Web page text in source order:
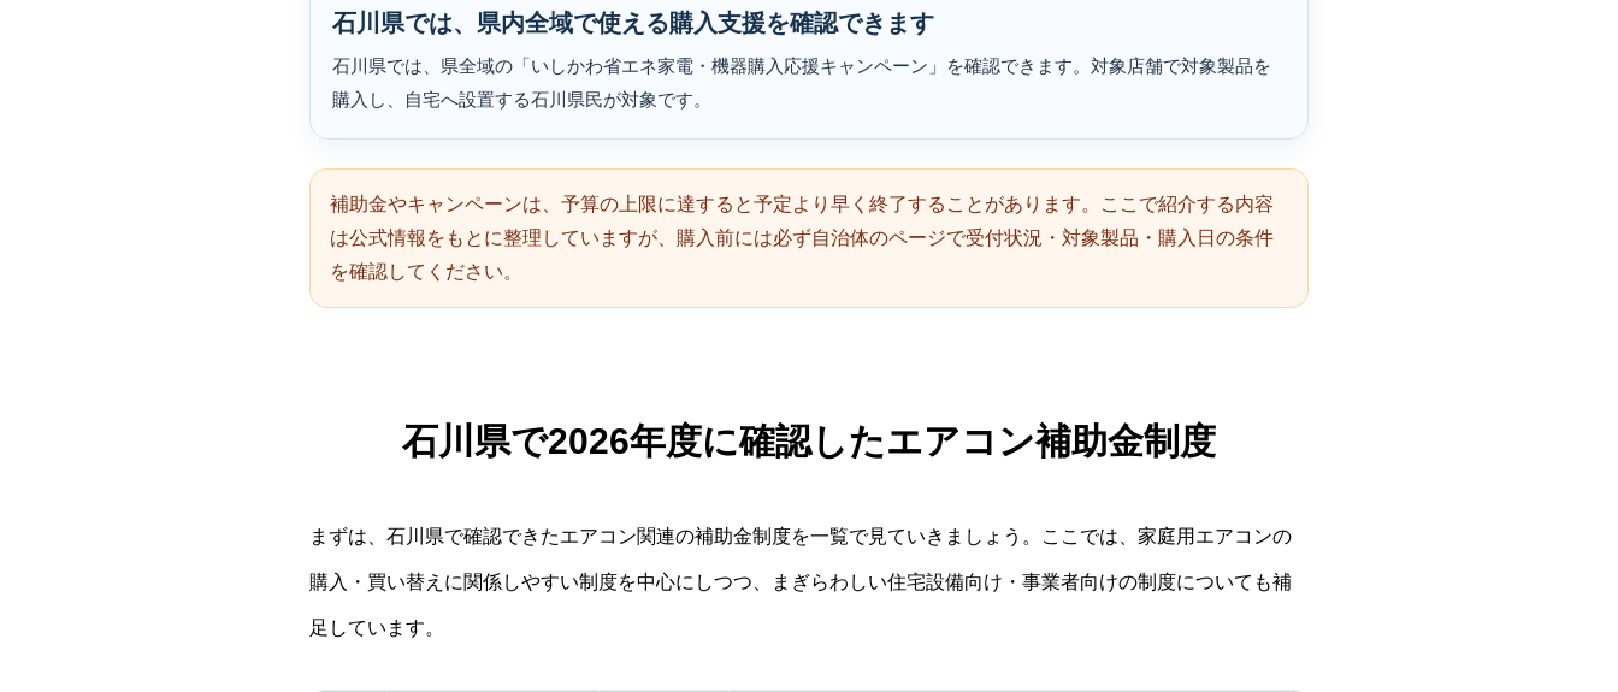
石川県では、県内全域で使える購入支援を確認できます
石川県では、県全域の「いしかわ省エネ家電・機器購入応援キャンペーン」を確認できます。対象店舗で対象製品を
購入し、自宅へ設置する石川県民が対象です。
補助金やキャンペーンは、予算の上限に達すると予定より早く終了することがあります。ここで紹介する内容
は公式情報をもとに整理していますが、購入前には必ず自治体のページで受付状況・対象製品・購入日の条件
を確認してください。
石川県で2026年度に確認したエアコン補助金制度
まずは、石川県で確認できたエアコン関連の補助金制度を一覧で見ていきましょう。ここでは、家庭用エアコンの
購入・買い替えに関係しやすい制度を中心にしつつ、まぎらわしい住宅設備向け・事業者向けの制度についても補
足しています。